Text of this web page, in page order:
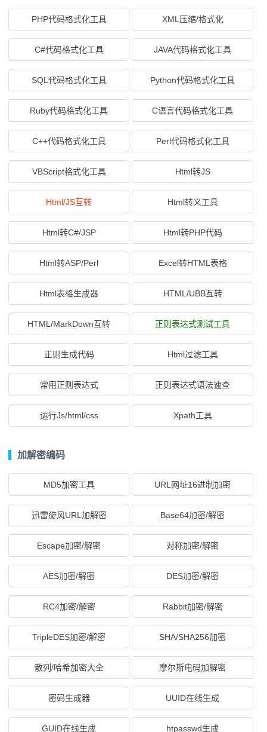
PHP代码格式化工具 XML压缩/格式化
C#代码格式化工具 JAVA代码格式化工具
SQL代码格式化工具 Python代码格式化工具
Ruby代码格式化工具 C语言代码格式化工具
C++代码格式化工具 Perl代码格式化工具
VBScript格式化工具 Html转JS
Html/JS互转 Html转义工具
Html转C#/JSP Html转PHP代码
Html转ASP/Perl Excel转HTML表格
Html表格生成器 HTML/UBB互转
HTML/MarkDown互转 正则表达式测试工具
正则生成代码 Html过滤工具
常用正则表达式 正则表达式语法速查
运行Js/html/css Xpath工具
加解密编码
MD5加密工具 URL网址16进制加密
迅雷旋风URL加解密 Base64加密/解密
Escape加密/解密 对称加密/解密
AES加密/解密 DES加密/解密
RC4加密/解密 Rabbit加密/解密
TripleDES加密/解密 SHA/SHA256加密
散列/哈希加密大全 摩尔斯电码加解密
密码生成器 UUID在线生成
GUID在线生成 htpasswd生成